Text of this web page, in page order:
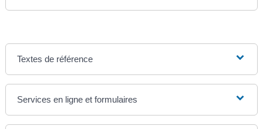
Textes de référence
Services en ligne et formulaires